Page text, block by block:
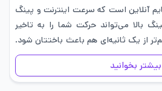
آنلاین است که سرعت اینترنت و پینگ
بالا می‌تواند حرکت شما را به تاخیر
از یک ثانیه‌ای هم باعث باختتان شود.
بیشتر بخوانید